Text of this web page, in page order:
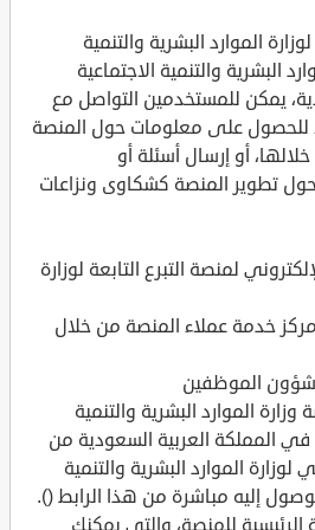
الموارد البشرية والتنمية
البشرية والتنمية الاجتماعية
يمكن للمستخدمين التواصل مع
على معلومات حول المنصة
أو إرسال أسئلة أو
تطوير المنصة كشكاوى ونزاعات
لمنصة التبرع التابعة لوزارة
خدمة عملاء المنصة من خلال
شؤون الموظفين
الموارد البشرية والتنمية
في المملكة العربية السعودية من
الموارد البشرية والتنمية
إليه مباشرة من هذا الرابط ().